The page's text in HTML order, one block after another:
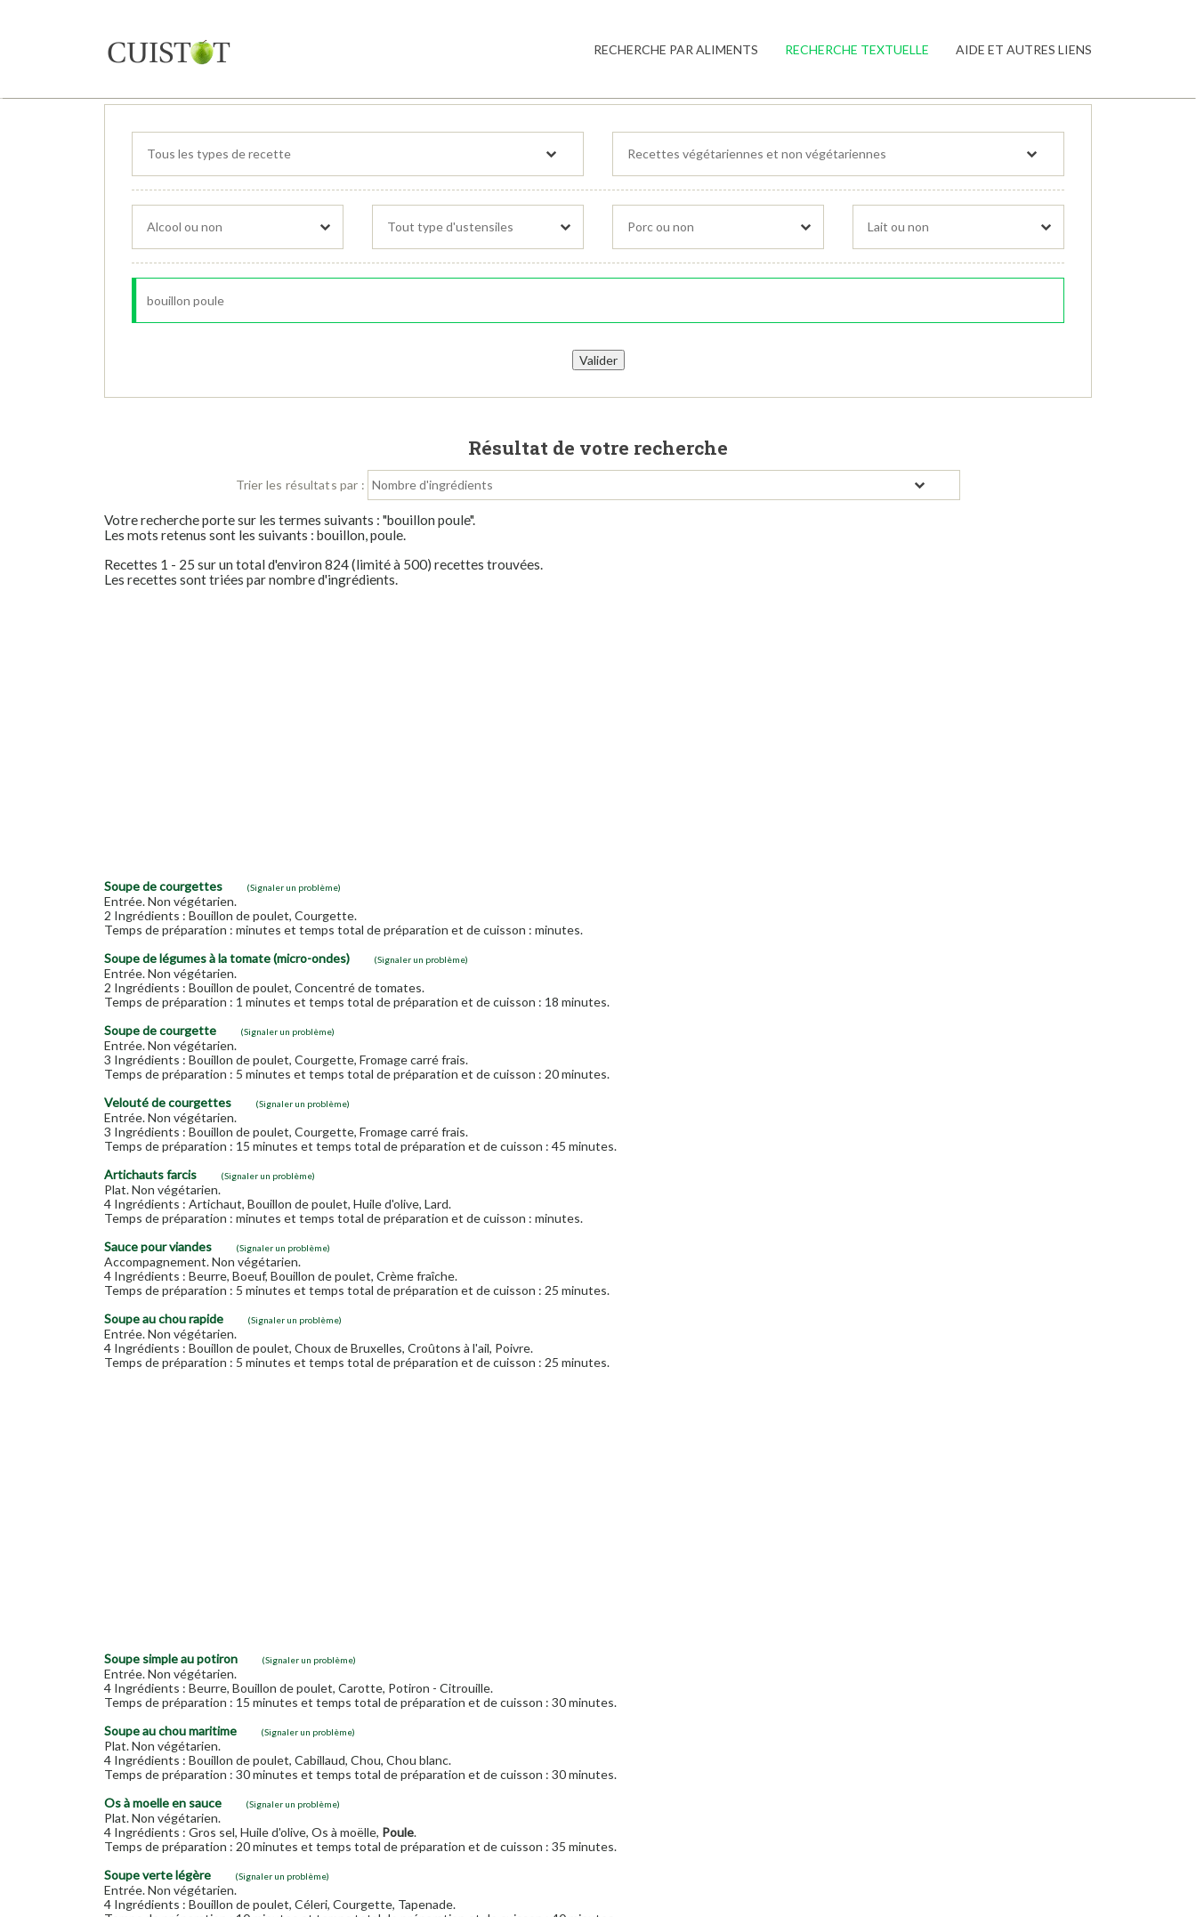
RECHERCHE PAR ALIMENTS RECHERCHE TEXTUELLE AIDE ET AUTRES LIENS
Résultat de votre recherche
Trier les résultats par :
Votre recherche porte sur les termes suivants : "bouillon poule".
Les mots retenus sont les suivants : bouillon, poule.
Recettes 1 - 25 sur un total d'environ 824 (limité à 500) recettes trouvées.
Les recettes sont triées par nombre d'ingrédients.
Soupe de courgettes (Signaler un problème)
Entrée. Non végétarien.
2 Ingrédients : Bouillon de poulet, Courgette.
Temps de préparation : minutes et temps total de préparation et de cuisson : minutes.
Soupe de légumes à la tomate (micro-ondes)
(Signaler un problème)
Entrée. Non végétarien.
2 Ingrédients : Bouillon de poulet, Concentré de tomates.
Temps de préparation : 1 minutes et temps total de préparation et de cuisson : 18 minutes.
Soupe de courgette
(Signaler un problème)
Entrée. Non végétarien.
3 Ingrédients : Bouillon de poulet, Courgette, Fromage carré frais.
Temps de préparation : 5 minutes et temps total de préparation et de cuisson : 20 minutes.
Velouté de courgettes
(Signaler un problème)
Entrée. Non végétarien.
3 Ingrédients : Bouillon de poulet, Courgette, Fromage carré frais.
Temps de préparation : 15 minutes et temps total de préparation et de cuisson : 45 minutes.
Artichauts farcis
(Signaler un problème)
Plat. Non végétarien.
4 Ingrédients : Artichaut, Bouillon de poulet, Huile d'olive, Lard.
Temps de préparation : minutes et temps total de préparation et de cuisson : minutes.
Sauce pour viandes
(Signaler un problème)
Accompagnement. Non végétarien.
4 Ingrédients : Beurre, Boeuf, Bouillon de poulet, Crème fraîche.
Temps de préparation : 5 minutes et temps total de préparation et de cuisson : 25 minutes.
Soupe au chou rapide
(Signaler un problème)
Entrée. Non végétarien.
4 Ingrédients : Bouillon de poulet, Choux de Bruxelles, Croûtons à l'ail, Poivre.
Temps de préparation : 5 minutes et temps total de préparation et de cuisson : 25 minutes.
Soupe simple au potiron (Signaler un problème)
Entrée. Non végétarien.
4 Ingrédients : Beurre, Bouillon de poulet, Carotte, Potiron - Citrouille.
Temps de préparation : 15 minutes et temps total de préparation et de cuisson : 30 minutes.
Soupe au chou maritime
(Signaler un problème)
Plat. Non végétarien.
4 Ingrédients : Bouillon de poulet, Cabillaud, Chou, Chou blanc.
Temps de préparation : 30 minutes et temps total de préparation et de cuisson : 30 minutes.
Os à moelle en sauce
(Signaler un problème)
Plat. Non végétarien.
4 Ingrédients : Gros sel, Huile d'olive, Os à moëlle, Poule.
Temps de préparation : 20 minutes et temps total de préparation et de cuisson : 35 minutes.
Soupe verte légère
(Signaler un problème)
Entrée. Non végétarien.
4 Ingrédients : Bouillon de poulet, Céleri, Courgette, Tapenade.